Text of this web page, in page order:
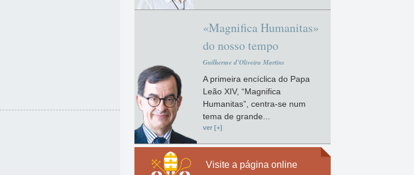
«Magnifica Humanitas»
do nosso tempo
Guilherme d'Oliveira Martins
A primeira encíclica do Papa
Leão XIV, “Magnifica
Humanitas”, centra-se num
tema de grande...
ver [+]
Visite a página online